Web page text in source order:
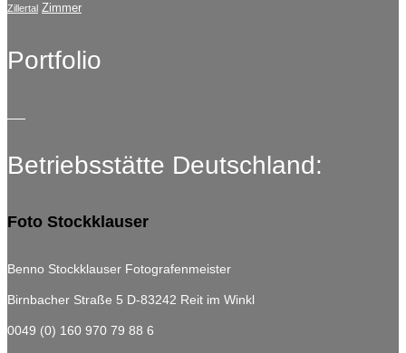
Zillertal Zimmer
Portfolio
Betriebsstätte Deutschland:
Foto Stockklauser
Benno Stockklauser Fotografenmeister
Birnbacher Straße 5 D-83242 Reit im Winkl
0049 (0) 160 970 79 88 6